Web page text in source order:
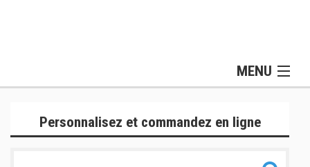
MENU
Lifestyle
Personnalisez et commandez en ligne